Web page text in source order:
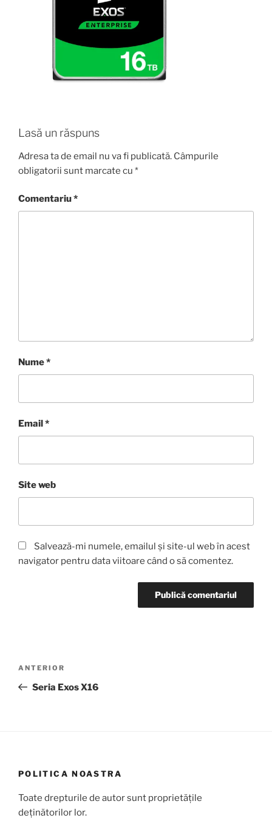
Lasă un răspuns
Adresa ta de email nu va fi publicată. Câmpurile
obligatorii sunt marcate cu *
Comentariu*
Nume*
Email*
Site web
Salvează-mi numele, emailul și site-ul web în acest
navigator pentru data viitoare când o să comentez.
articole
Articolul
anterior
ANTERIOR
Seria Exos X16
POLITICA NOASTRA
Toate drepturile de autor sunt proprietățile
deținătorilor lor.